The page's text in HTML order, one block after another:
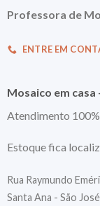
Professora de
ENTRE EM
Mosaico em
Atendimento
Estoque fica
Rua Raymundo
Santa Ana - São